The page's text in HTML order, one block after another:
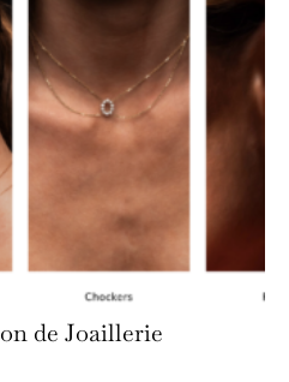
de Joaillerie